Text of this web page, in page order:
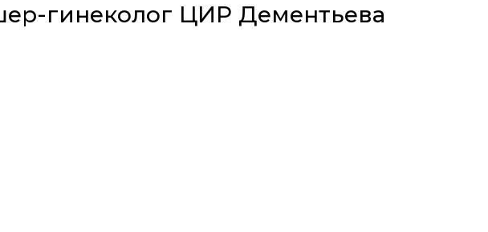
гинеколог ЦИР Дементьева